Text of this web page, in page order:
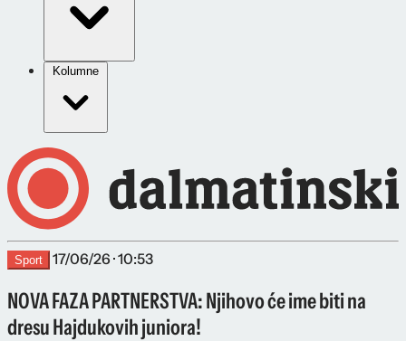
Kolumne
Sport 17/06/26 · 10:53
NOVA FAZA PARTNERSTVA: Njihovo će ime biti na
dresu Hajdukovih juniora!